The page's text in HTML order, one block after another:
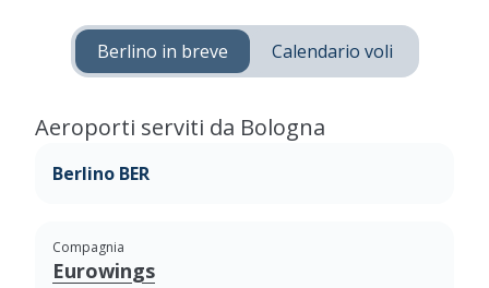
Berlino in breve Calendario voli
Aeroporti serviti da Bologna
Berlino BER
Compagnia
Eurowings